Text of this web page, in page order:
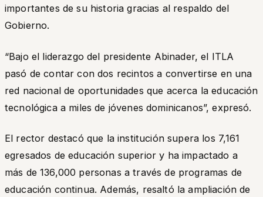
importantes de su historia gracias al respaldo del
Gobierno.
“Bajo el liderazgo del presidente Abinader, el ITLA
pasó de contar con dos recintos a convertirse en una
red nacional de oportunidades que acerca la educación
tecnológica a miles de jóvenes dominicanos”, expresó.
El rector destacó que la institución supera los 7,161
egresados de educación superior y ha impactado a
más de 136,000 personas a través de programas de
educación continua. Además, resaltó la ampliación de